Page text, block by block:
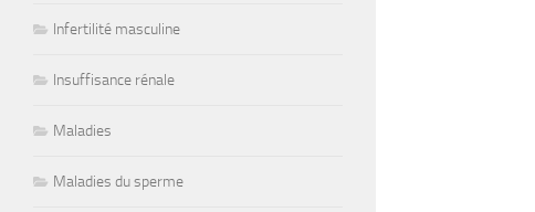
Infertilité masculine
Insuffisance rénale
Maladies
Maladies du sperme